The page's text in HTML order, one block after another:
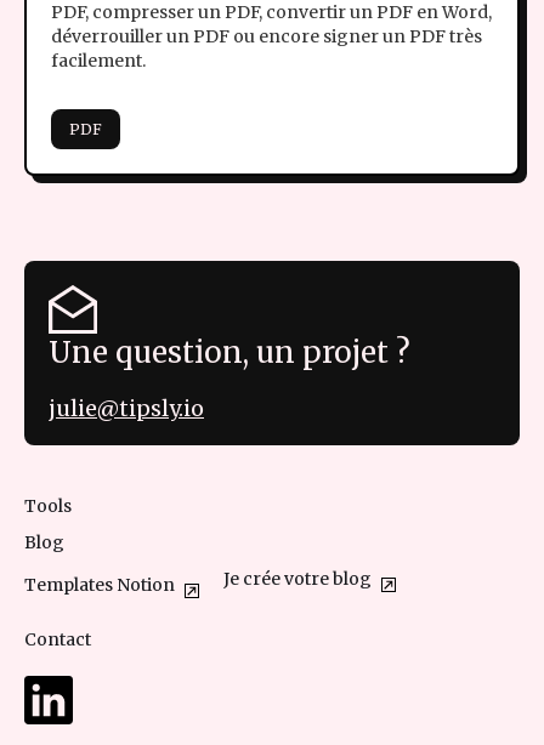
PDF, compresser un PDF, convertir un PDF en Word,
déverrouiller un PDF ou encore signer un PDF très
facilement.
PDF
Une question, un projet ?
julie@tipsly.io
Tools
Blog
Templates Notion
Je crée votre blog
Contact